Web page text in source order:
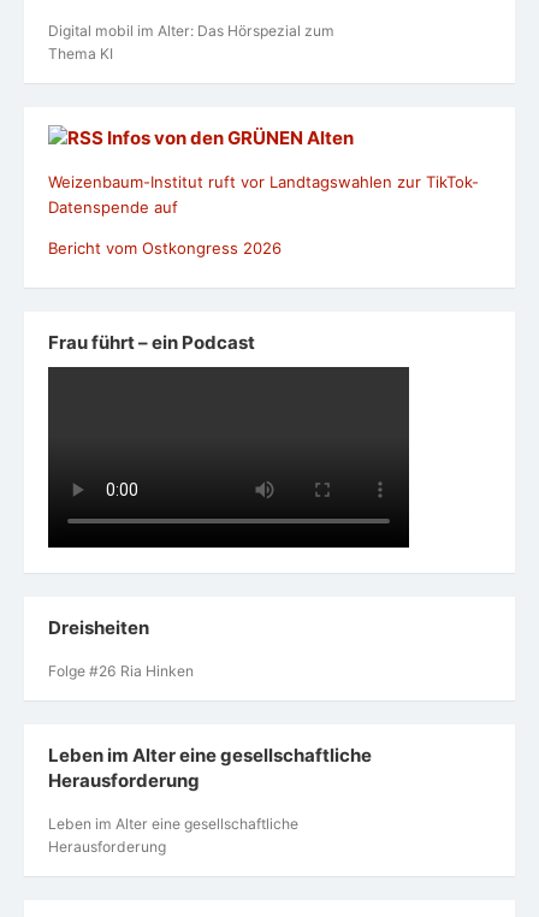
Digital mobil im Alter: Das Hörspezial zum
Thema KI
Infos von den GRÜNEN Alten
Weizenbaum-Institut ruft vor Landtagswahlen zur TikTok-
Datenspende auf
Bericht vom Ostkongress 2026
Frau führt – ein Podcast
Dreisheiten
Folge #26 Ria Hinken
Leben im Alter eine gesellschaftliche
Herausforderung
Leben im Alter eine gesellschaftliche
Herausforderung